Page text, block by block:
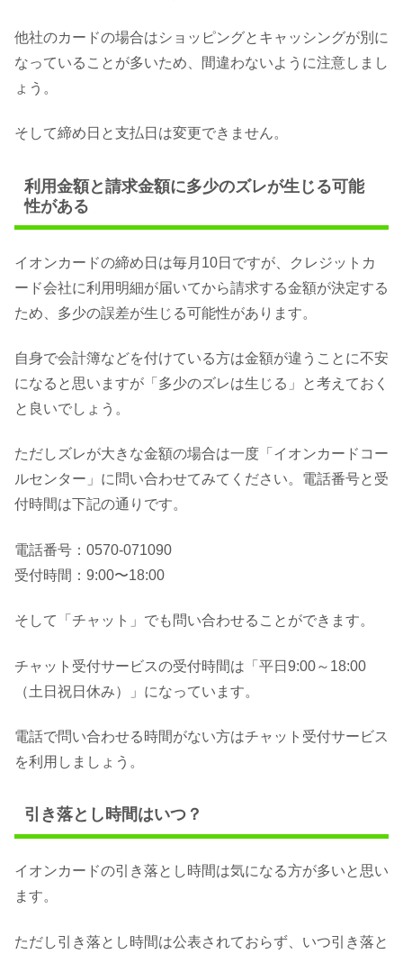
他社のカードの場合はショッピングとキャッシングが別に
なっていることが多いため、間違わないように注意しまし
ょう。
そして締め日と支払日は変更できません。
利用金額と請求金額に多少のズレが生じる可能
性がある
イオンカードの締め日は毎月10日ですが、クレジットカ
ード会社に利用明細が届いてから請求する金額が決定する
ため、多少の誤差が生じる可能性があります。
自身で会計簿などを付けている方は金額が違うことに不安
になると思いますが「多少のズレは生じる」と考えておく
と良いでしょう。
ただしズレが大きな金額の場合は一度「イオンカードコー
ルセンター」に問い合わせてみてください。電話番号と受
付時間は下記の通りです。
電話番号：0570-071090
受付時間：9:00〜18:00
そして「チャット」でも問い合わせることができます。
チャット受付サービスの受付時間は「平日9:00～18:00
（土日祝日休み）」になっています。
電話で問い合わせる時間がない方はチャット受付サービス
を利用しましょう。
引き落とし時間はいつ？
イオンカードの引き落とし時間は気になる方が多いと思い
ます。
ただし引き落とし時間は公表されておらず、いつ引き落と